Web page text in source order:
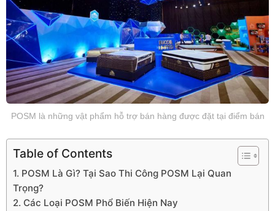
POSM là những vật phẩm hỗ trợ bán hàng được đặt tại điểm bán
Table of Contents
1. POSM Là Gì? Tại Sao Thi Công POSM Lại Quan
Trọng?
2. Các Loại POSM Phổ Biến Hiện Nay